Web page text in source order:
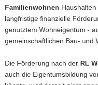
g
r
e
i
e
n
g
a
t
i
n
to
r
m
a
i
o
e
i
c
h
Familienwohnen Haushalten
langfristige finanzielle
genutztem Wohneigentum -
gemeinschaftlichen Bau- und
Die Förderung nach der RL
auch die Eigentumsbildung